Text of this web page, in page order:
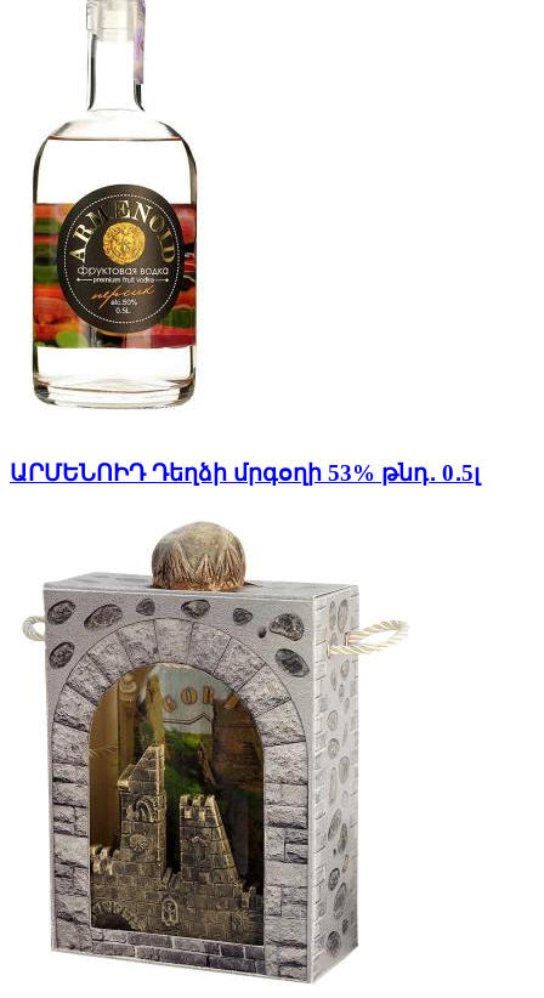
ԱՐՄԵՆՈԻԴ Դեղձի մրգօղի 53% թնդ․ 0․5լ